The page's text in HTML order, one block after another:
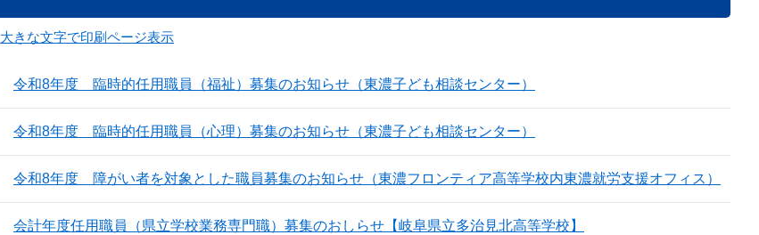
大きな文字で印刷ページ表示
令和8年度 臨時的任用職員（福祉）募集のお知らせ（東濃子ども相談センター）
令和8年度 臨時的任用職員（心理）募集のお知らせ（東濃子ども相談センター）
令和8年度 障がい者を対象とした職員募集のお知らせ（東濃フロンティア高等学校内東濃就労支援オフィス）
会計年度任用職員（県立学校業務専門職）募集のおしらせ【岐阜県立多治見北高等学校】